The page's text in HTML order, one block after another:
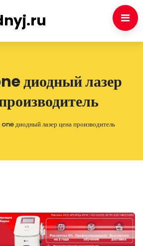
диодный лазер
диодный лазер цена производитель